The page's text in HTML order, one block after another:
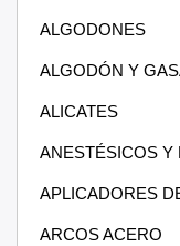
ALGODONES
ALGODÓN Y
ALICATES
ANESTÉSICOS Y
APLICADORES
ARCOS ACERO